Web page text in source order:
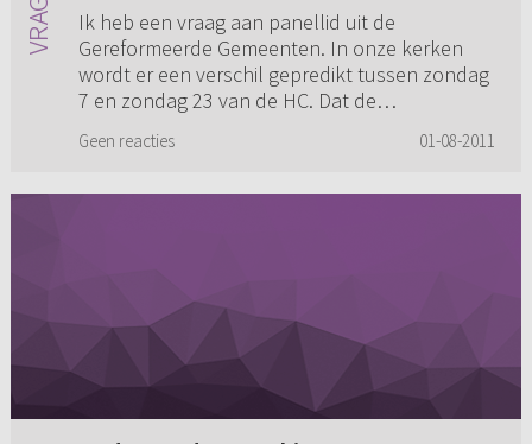
Ik heb een vraag aan panellid uit de
Gereformeerde Gemeenten. In onze kerken
wordt er een verschil gepredikt tussen zondag
7 en zondag 23 van de HC. Dat de
Geen reacties 01-08-2011